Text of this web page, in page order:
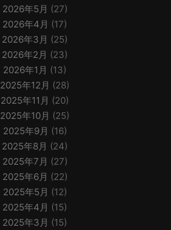
2026年5月 (27)
2026年4月 (17)
2026年3月 (25)
2026年2月 (23)
2026年1月 (13)
2025年12月 (28)
2025年11月 (20)
2025年10月 (25)
2025年9月 (16)
2025年8月 (24)
2025年7月 (27)
2025年6月 (22)
2025年5月 (12)
2025年4月 (15)
2025年3月 (15)